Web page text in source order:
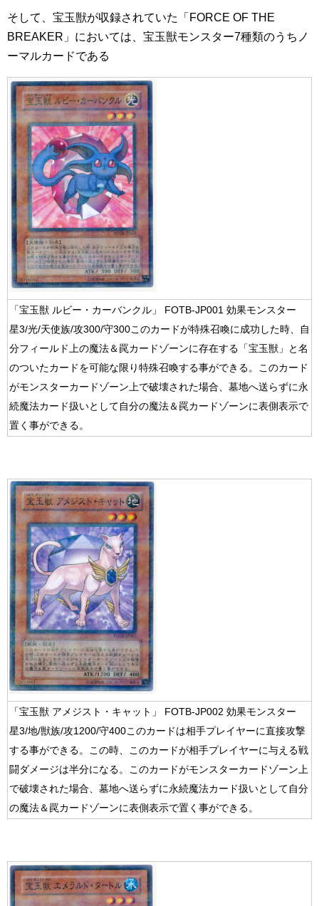
そして、宝玉獣が収録されていた「FORCE OF THE
BREAKER」においては、宝玉獣モンスター7種類のうちノ
ーマルカードである
「宝玉獣 ルビー・カーバンクル」 FOTB-JP001 効果モンスター
星3/光/天使族/攻300/守300このカードが特殊召喚に成功した時、自
分フィールド上の魔法＆罠カードゾーンに存在する「宝玉獣」と名
のついたカードを可能な限り特殊召喚する事ができる。このカード
がモンスターカードゾーン上で破壊された場合、墓地へ送らずに永
続魔法カード扱いとして自分の魔法＆罠カードゾーンに表側表示で
置く事ができる。
「宝玉獣 アメジスト・キャット」 FOTB-JP002 効果モンスター
星3/地/獣族/攻1200/守400このカードは相手プレイヤーに直接攻撃
する事ができる。この時、このカードが相手プレイヤーに与える戦
闘ダメージは半分になる。このカードがモンスターカードゾーン上
で破壊された場合、墓地へ送らずに永続魔法カード扱いとして自分
の魔法＆罠カードゾーンに表側表示で置く事ができる。